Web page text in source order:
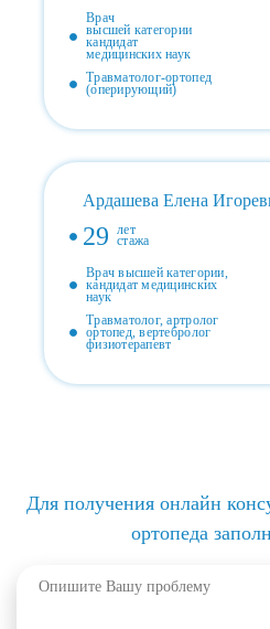
Врач
высшей категории
кандидат
медицинских наук
Травматолог-ортопед
(оперирующий)
Ардашева Елена
29 лет
стажа
Врач высшей категории,
кандидат медицинских
наук
Травматолог, артролог
ортопед, вертебролог
физиотерапевт
Для получения онлайн
ортопеда